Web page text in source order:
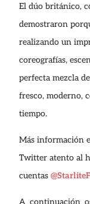
El dúo británico,
demostraron
realizando un
coreografías,
perfecta mezcla
fresco, moderno,
tiempo.
Más información
Twitter atento al
cuentas
A continuación